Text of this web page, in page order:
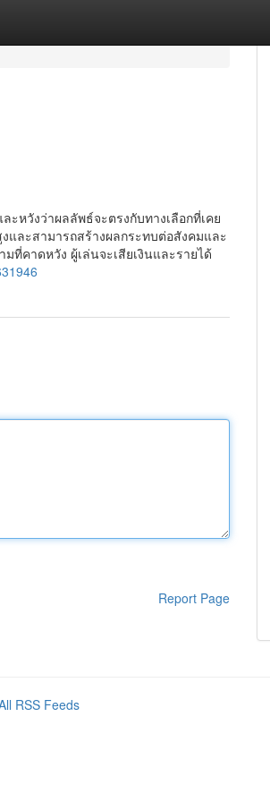
หวังว่าผลลัพธ์จะตรงกับทางเลือกที่เคย
และสามารถสร้างผลกระทบต่อสังคมและ
ที่คาดหวัง ผู้เล่นจะเสียเงินและรายได้
Report Page
RSS Feeds